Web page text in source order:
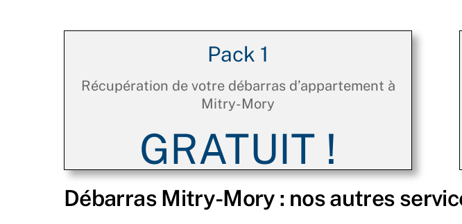
Pack 1
Récupération de votre débarras d’appartement à
Mitry-Mory
GRATUIT !
Débarras Mitry-Mory : nos autres